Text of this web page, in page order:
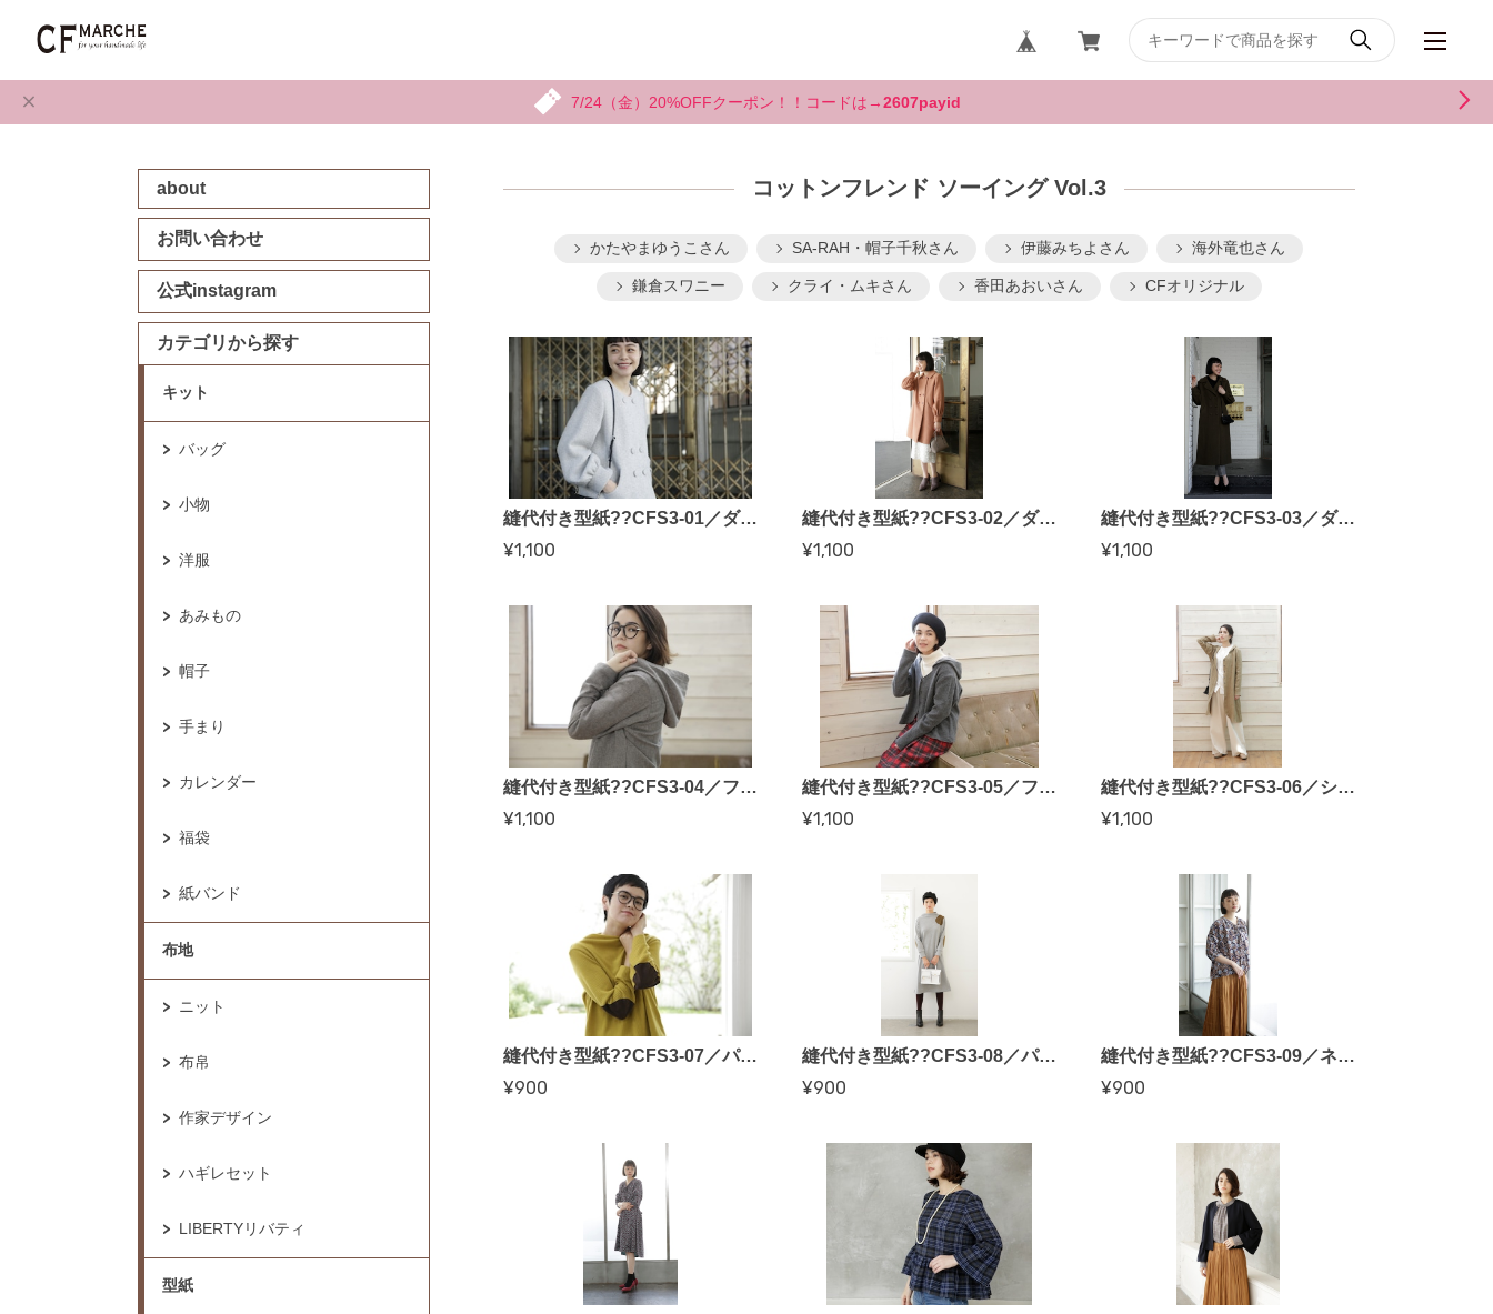
7/24（金）20%OFFクーポン！！コードは→2607payid
about
お問い合わせ
公式instagram
カテゴリから探す
キット
バッグ
小物
洋服
あみもの
帽子
手まり
カレンダー
福袋
紙バンド
布地
ニット
布帛
作家デザイン
ハギレセット
LIBERTYリバティ
型紙
コットンフレンド ソーイング Vol.3
かたやまゆうこさん SA-RAH・帽子千秋さん 伊藤みちよさん 海外竜也さん
鎌倉スワニー クライ・ムキさん 香田あおいさん CFオリジナル
縫代付き型紙??CFS3-01／ダブルボタンノーカラージャケット（かたやまゆうこさん）
¥1,100
縫代付き型紙??CFS3-02／ダブルボタンコート（かたやまゆうこさん）
¥1,100
縫代付き型紙??CFS3-03／ダブルボタンロングコート（かたやまゆうこさん）
¥1,100
縫代付き型紙??CFS3-04／フード付きウールコート（SA-RAH・帽子千秋さん）
¥1,100
縫代付き型紙??CFS3-05／フード付きブルゾン（SA-RAH・帽子千秋さん）
¥1,100
縫代付き型紙??CFS3-06／ショールカラーリネンコート（SA-RAH・帽子千秋さん）
¥1,100
縫代付き型紙??CFS3-07／パッチ付きニット（伊藤みちよさん）
¥900
縫代付き型紙??CFS3-08／パッチ付きプルオーバーワンピ（伊藤みちよさん）
¥900
縫代付き型紙??CFS3-09／ネックリボンブラウス（海外竜也さん）
¥900